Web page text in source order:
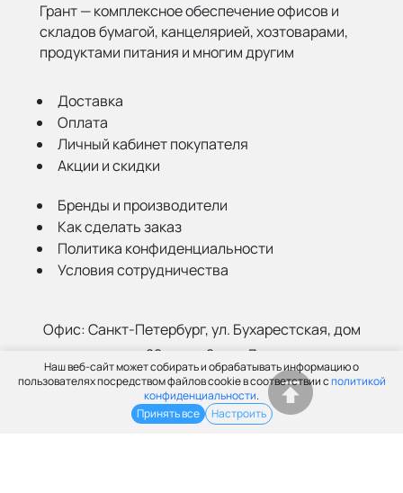
Наш веб-сайт может собирать и обрабатывать информацию о
пользователях посредством файлов cookie в соответствии сполитикой
конфиденциальности.
Принять все
Настроить
Грант — комплексное обеспечение офисов и
складов бумагой, канцелярией, хозтоварами,
продуктами питания и многим другим
Доставка
Оплата
Личный кабинет покупателя
Акции и скидки
Бренды и производители
Как сделать заказ
Политика конфиденциальности
Условия сотрудничества
Офис:Санкт-Петербург, ул. Бухарестская, дом
22, корп. 2, лит Д
Склад:Санкт-Петербург, ул. Салова, 52а
(812) 402-99-91